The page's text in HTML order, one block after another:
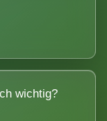
wichtig?